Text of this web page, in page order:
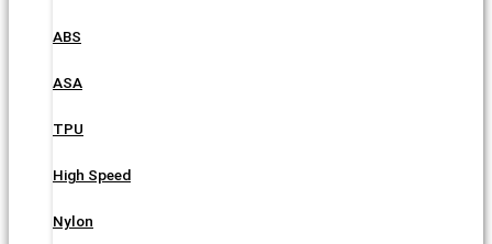
ABS
ASA
TPU
High Speed
Nylon